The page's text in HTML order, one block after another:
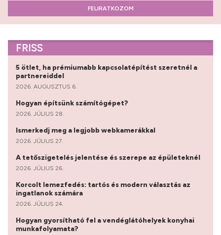
FELIRATKOZOM
FRISS
5 ötlet, ha prémiumabb kapcsolatépítést szeretnél a
partnereiddel
2026. AUGUSZTUS 6.
Hogyan építsünk számítógépet?
2026. JÚLIUS 28.
Ismerkedj meg a legjobb webkamerákkal
2026. JÚLIUS 27.
A tetőszigetelés jelentése és szerepe az épületeknél
2026. JÚLIUS 26.
Korcolt lemezfedés: tartós és modern választás az
ingatlanok számára
2026. JÚLIUS 24.
Hogyan gyorsítható fel a vendéglátóhelyek konyhai
munkafolyamata?